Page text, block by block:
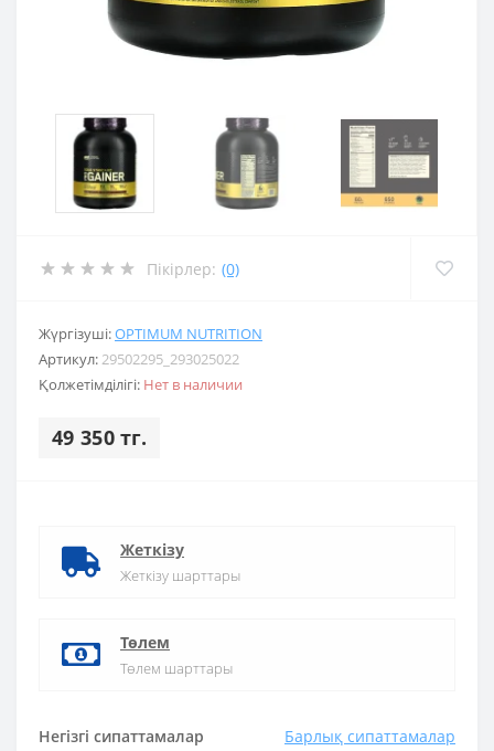
Пікірлер: (0)
Жүргізуші:OPTIMUM NUTRITION
Артикул:29502295_293025022
Қолжетімділігі: Нет в наличии
49 350 тг.
Негізгі сипаттамалар Барлық сипаттамалар
Жеткізу
Жеткізу шарттары
Төлем
Төлем шарттары